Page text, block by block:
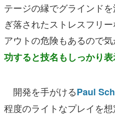
テージの縁でグラインド
ぎ落されたストレスフリ
アウトの危険もあるので気
功すると技名もしっかり
開発を手がけるPaul
程度のライトなプレイを